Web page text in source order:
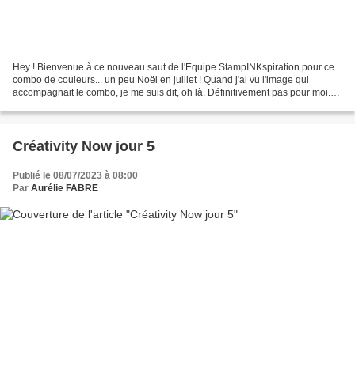
Hey ! Bienvenue à ce nouveau saut de l'Equipe StampINKspiration pour ce
combo de couleurs... un peu Noël en juillet ! Quand j'ai vu l'image qui
accompagnait le combo, je me suis dit, oh là. Définitivement pas pour moi.
Créativity Now jour 5
Publié le 08/07/2023 à 08:00
Par Aurélie FABRE